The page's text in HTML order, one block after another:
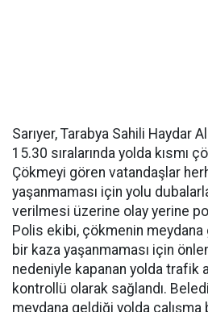
Sarıyer, Tarabya Sahili Haydar
15.30 sıralarında yolda kısmı
Çökmeyi gören vatandaşlar
yaşanmaması için yolu
verilmesi üzerine olay yerine
Polis ekibi, çökmenin
bir kaza yaşanmaması için
nedeniyle kapanan yolda trafik
kontrollü olarak sağlandı.
meydana geldiği yolda çalışma